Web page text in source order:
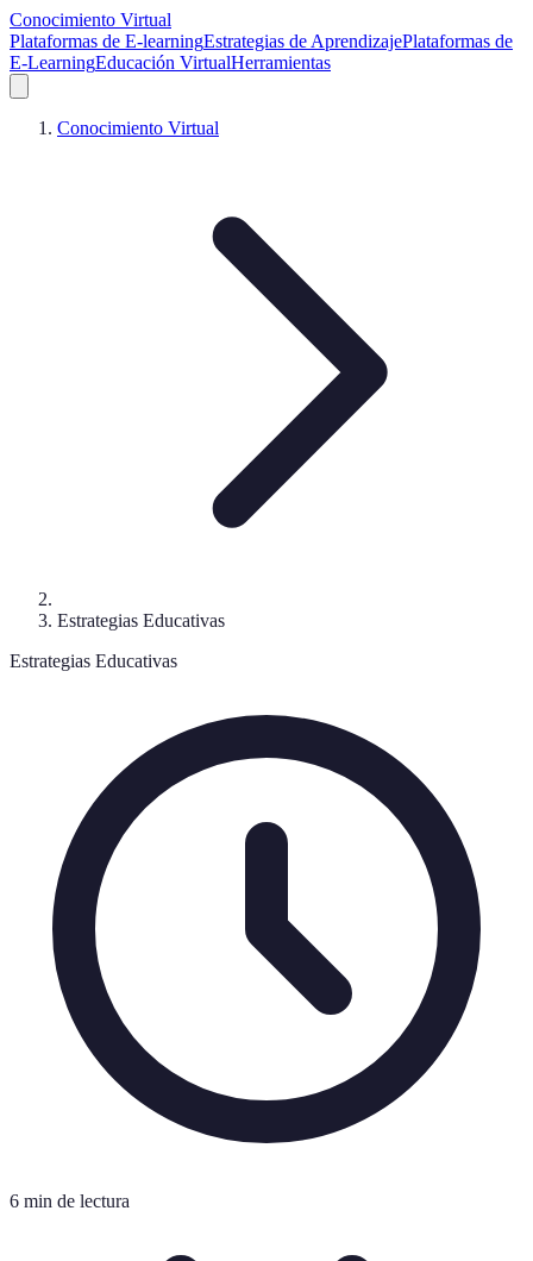
Conocimiento Virtual
Plataformas de E-learningEstrategias de AprendizajePlataformas de
E-LearningEducación VirtualHerramientas
Conocimiento Virtual
Estrategias Educativas
Estrategias Educativas
6 min de lectura